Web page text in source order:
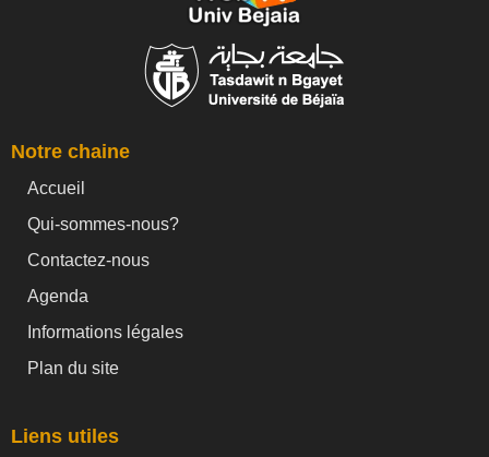
Notre chaine
Accueil
Qui-sommes-nous?
Contactez-nous
Agenda
Informations légales
Plan du site
Liens utiles